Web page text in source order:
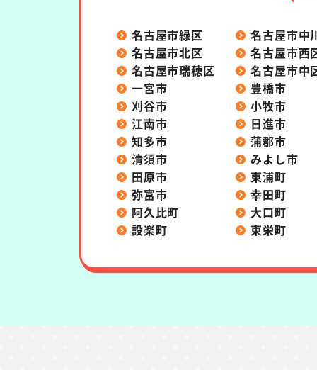
名古屋市緑区
名古屋市中
名古屋市北区
名古屋市西
名古屋市瑞穂区
名古屋市中
一宮市
豊橋市
刈谷市
小牧市
江南市
日進市
知多市
蒲郡市
清須市
みよし市
田原市
東浦町
弥富市
幸田町
阿久比町
大口町
設楽町
東栄町